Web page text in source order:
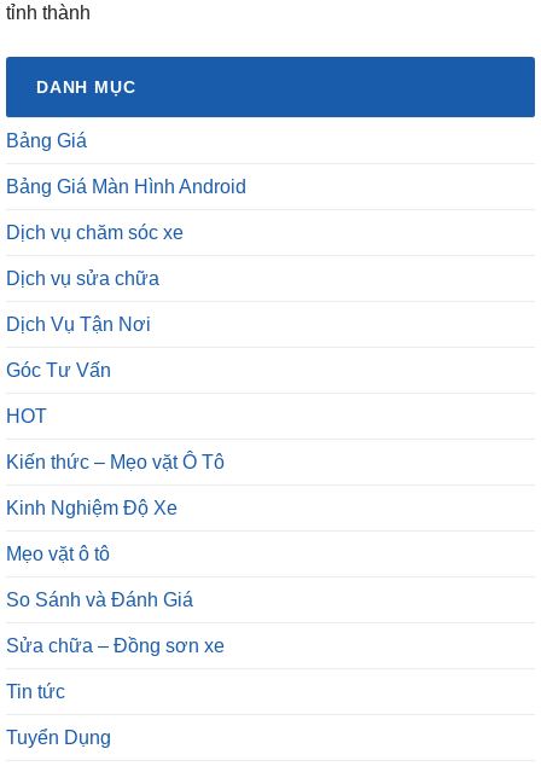
tỉnh thành
DANH MỤC
Bảng Giá
Bảng Giá Màn Hình Android
Dịch vụ chăm sóc xe
Dịch vụ sửa chữa
Dịch Vụ Tận Nơi
Góc Tư Vấn
HOT
Kiến thức – Mẹo vặt Ô Tô
Kinh Nghiệm Độ Xe
Mẹo vặt ô tô
So Sánh và Đánh Giá
Sửa chữa – Đồng sơn xe
Tin tức
Tuyển Dụng